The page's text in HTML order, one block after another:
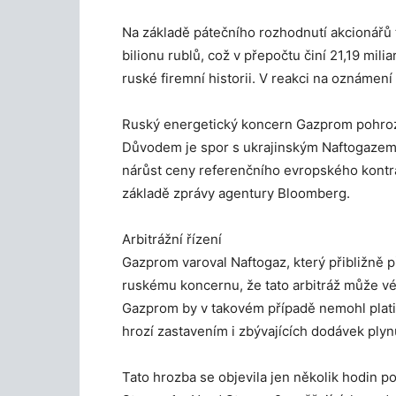
Na základě pátečního rozhodnutí
bilionu rublů, což v přepočtu činí 21,19
ruské firemní historii. V reakci na
Ruský energetický koncern Gazprom
Důvodem je spor s ukrajinským
nárůst ceny referenčního evropského
základě zprávy agentury Bloomberg.
Arbitrážní řízení
Gazprom varoval Naftogaz, který přibližně
ruskému koncernu, že tato arbitráž může
Gazprom by v takovém případě nemohl
hrozí zastavením i zbývajících dodávek
Tato hrozba se objevila jen několik hodin